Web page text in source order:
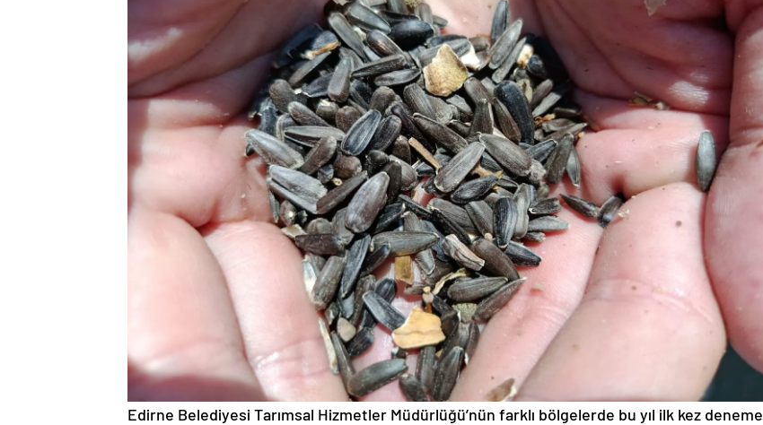
Edirne Belediyesi Tarımsal Hizmetler Müdürlüğü’nün farklı bölgelerde bu yıl ilk kez deneme